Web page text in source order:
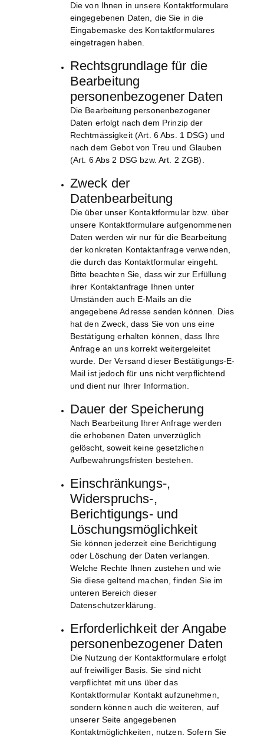
Die von Ihnen in unsere Kontaktformulare
eingegebenen Daten, die Sie in die
Eingabemaske des Kontaktformulares
eingetragen haben.
Rechtsgrundlage für die
Bearbeitung
personenbezogener Daten
Die Bearbeitung personenbezogener
Daten erfolgt nach dem Prinzip der
Rechtmässigkeit (Art. 6 Abs. 1 DSG) und
nach dem Gebot von Treu und Glauben
(Art. 6 Abs 2 DSG bzw. Art. 2 ZGB).
Zweck der
Datenbearbeitung
Die über unser Kontaktformular bzw. über
unsere Kontaktformulare aufgenommenen
Daten werden wir nur für die Bearbeitung
der konkreten Kontaktanfrage verwenden,
die durch das Kontaktformular eingeht.
Bitte beachten Sie, dass wir zur Erfüllung
ihrer Kontaktanfrage Ihnen unter
Umständen auch E-Mails an die
angegebene Adresse senden können. Dies
hat den Zweck, dass Sie von uns eine
Bestätigung erhalten können, dass Ihre
Anfrage an uns korrekt weitergeleitet
wurde. Der Versand dieser Bestätigungs-E-
Mail ist jedoch für uns nicht verpflichtend
und dient nur Ihrer Information.
Dauer der Speicherung
Nach Bearbeitung Ihrer Anfrage werden
die erhobenen Daten unverzüglich
gelöscht, soweit keine gesetzlichen
Aufbewahrungsfristen bestehen.
Einschränkungs-,
Widerspruchs-,
Berichtigungs- und
Löschungsmöglichkeit
Sie können jederzeit eine Berichtigung
oder Löschung der Daten verlangen.
Welche Rechte Ihnen zustehen und wie
Sie diese geltend machen, finden Sie im
unteren Bereich dieser
Datenschutzerklärung.
Erforderlichkeit der Angabe
personenbezogener Daten
Die Nutzung der Kontaktformulare erfolgt
auf freiwilliger Basis. Sie sind nicht
verpflichtet mit uns über das
Kontaktformular Kontakt aufzunehmen,
sondern können auch die weiteren, auf
unserer Seite angegebenen
Kontaktmöglichkeiten, nutzen. Sofern Sie